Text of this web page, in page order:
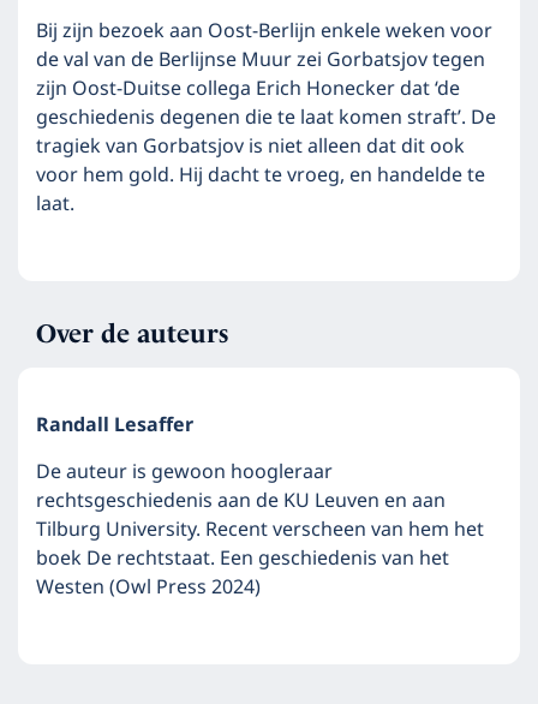
Bij zijn bezoek aan Oost-Berlijn enkele weken voor
de val van de Berlijnse Muur zei Gorbatsjov tegen
zijn Oost-Duitse collega Erich Honecker dat ‘de
geschiedenis degenen die te laat komen straft’. De
tragiek van Gorbatsjov is niet alleen dat dit ook
voor hem gold. Hij dacht te vroeg, en handelde te
laat.
Over de auteurs
Randall Lesaffer
De auteur is gewoon hoogleraar
rechtsgeschiedenis aan de KU Leuven en aan
Tilburg University. Recent verscheen van hem het
boek De rechtstaat. Een geschiedenis van het
Westen (Owl Press 2024)